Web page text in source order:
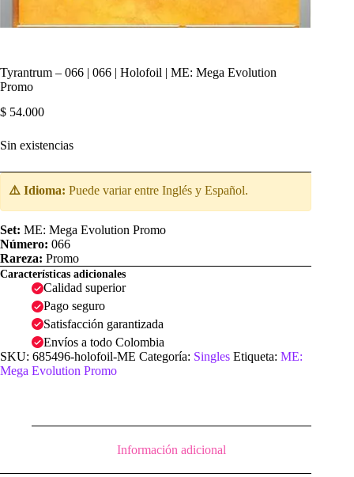
Tyrantrum – 066 | 066 | Holofoil | ME: Mega Evolution
Promo
$ 54.000
Sin existencias
⚠️ Idioma: Puede variar entre Inglés y Español.
Set: ME: Mega Evolution Promo
Número: 066
Rareza: Promo
Características adicionales
Calidad superior
Pago seguro
Satisfacción garantizada
Envíos a todo Colombia
SKU: 685496-holofoil-ME Categoría: Singles Etiqueta: ME:
Mega Evolution Promo
Información adicional